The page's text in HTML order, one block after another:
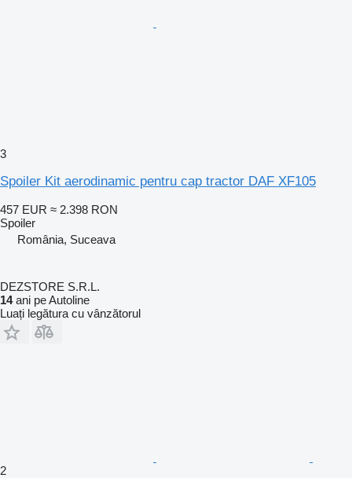
3
Spoiler Kit aerodinamic pentru cap tractor DAF XF105
457 EUR ≈ 2.398 RON
Spoiler
România, Suceava
DEZSTORE S.R.L.
14ani pe Autoline
Luați legătura cu vânzătorul
2